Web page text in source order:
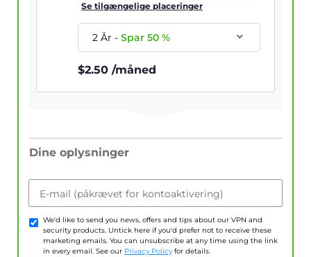
Se tilgængelige placeringer
2 År-Spar50 %
$2.50 /måned
Dine oplysninger
E-mail (påkrævet for kontoaktivering)
We'd like to send you news, offers and tips about our VPN and
security products. Untick here if you'd prefer not to receive these
marketing emails. You can unsubscribe at any time using the link
in every email. See our Privacy Policy for details.